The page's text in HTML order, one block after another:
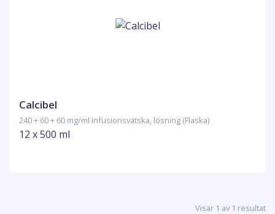
Calcibel
240 + 60 + 60 mg/ml Infusionsvätska, lösning (Flaska)
12 x 500 ml
Visar 1 av 1 resultat